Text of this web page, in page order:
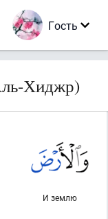
Гость
Хиджр)
И землю